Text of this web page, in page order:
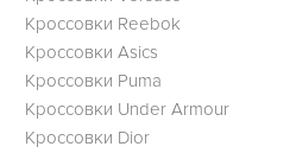
Кроссовки Reebok
Кроссовки Asics
Кроссовки Puma
Кроссовки Under Armour
Кроссовки Dior